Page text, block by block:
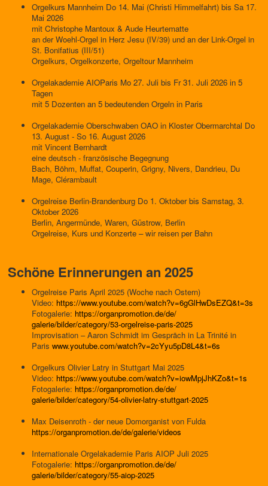
Orgelkurs Mannheim Do 14. Mai (Christi Himmelfahrt) bis Sa 17.
Mai 2026
mit Christophe Mantoux & Aude Heurtematte
an der Woehl-Orgel in Herz Jesu (IV/39) und an der Link-Orgel in
St. Bonifatius (III/51)
Orgelkurs, Orgelkonzerte, Orgeltour Mannheim
Orgelakademie AIOParis Mo 27. Juli bis Fr 31. Juli 2026 in 5
Tagen
mit 5 Dozenten an 5 bedeutenden Orgeln in Paris
Orgelakademie Oberschwaben OAO in Kloster Obermarchtal Do
13. August - So 16. August 2026
mit Vincent Bernhardt
eine deutsch - französische Begegnung
Bach, Böhm, Muffat, Couperin, Grigny, Nivers, Dandrieu, Du
Mage, Clérambault
Orgelreise Berlin-Brandenburg Do 1. Oktober bis Samstag, 3.
Oktober 2026
Berlin, Angermünde, Waren, Güstrow, Berlin
Orgelreise, Kurs und Konzerte – wir reisen per Bahn
Schöne Erinnerungen an 2025
Orgelreise Paris April 2025 (Woche nach Ostern)
Video: https://www.youtube.com/watch?v=6gGlHwDsEZQ&t=3s
Fotogalerie: https://organpromotion.de/de/
galerie/bilder/category/53-orgelreise-paris-2025
Improvisation – Aaron Schmidt im Gespräch in La Trinité in
Paris www.youtube.com/watch?v=2cYyu5pD8L4&t=6s
Orgelkurs Olivier Latry in Stuttgart Mai 2025
Video: https://www.youtube.com/watch?v=iowMpjJhKZo&t=1s
Fotogalerie: https://organpromotion.de/de/
galerie/bilder/category/54-olivier-latry-stuttgart-2025
Max Deisenroth - der neue Domorganist von Fulda
https://organpromotion.de/de/galerie/videos
Internationale Orgelakademie Paris AIOP Juli 2025
Fotogalerie: https://organpromotion.de/de/
galerie/bilder/category/55-aiop-2025